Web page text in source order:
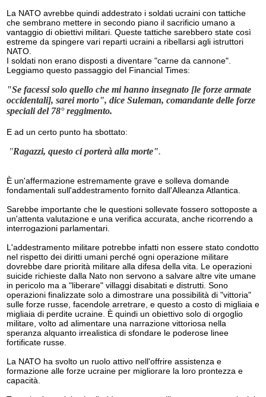
La NATO avrebbe quindi addestrato i soldati ucraini con tattiche
che sembrano mettere in secondo piano il sacrificio umano a
vantaggio di obiettivi militari. Queste tattiche sarebbero state così
estreme da spingere vari reparti ucraini a ribellarsi agli istruttori
NATO.
I soldati non erano disposti a diventare "carne da cannone".
Leggiamo questo passaggio del Financial Times:
"Se facessi solo quello che mi hanno insegnato [le forze armate
occidentali], sarei morto", dice Suleman, comandante delle forze
speciali del 78° reggimento.
E ad un certo punto ha sbottato:
"Ragazzi, questo ci porterà alla morte".
È un'affermazione estremamente grave e solleva domande
fondamentali sull'addestramento fornito dall'Alleanza Atlantica.
Sarebbe importante che le questioni sollevate fossero sottoposte a
un'attenta valutazione e una verifica accurata, anche ricorrendo a
interrogazioni parlamentari.
L'addestramento militare potrebbe infatti non essere stato condotto
nel rispetto dei diritti umani perché ogni operazione militare
dovrebbe dare priorità militare alla difesa della vita. Le operazioni
suicide richieste dalla Nato non servono a salvare altre vite umane
in pericolo ma a "liberare" villaggi disabitati e distrutti. Sono
operazioni finalizzate solo a dimostrare una possibilità di "vittoria"
sulle forze russe, facendole arretrare, e questo a costo di migliaia e
migliaia di perdite ucraine. È quindi un obiettivo solo di orgoglio
militare, volto ad alimentare una narrazione vittoriosa nella
speranza alquanto irrealistica di sfondare le poderose linee
fortificate russe.
La NATO ha svolto un ruolo attivo nell'offrire assistenza e
formazione alle forze ucraine per migliorare la loro prontezza e
capacità.